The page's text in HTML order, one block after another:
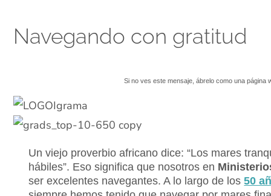
Navegando con gratitud
Si no ves este mensaje, ábrelo como una página
Un viejo proverbio africano dice: “Los mares
hábiles”. Eso significa que nosotros en
ser excelentes navegantes. A lo largo de los50